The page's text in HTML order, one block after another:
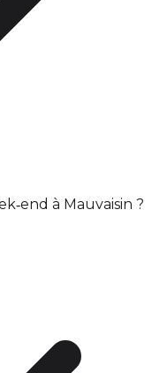
à Mauvaisin ?